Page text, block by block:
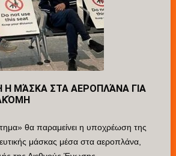
Η ΜΆΣΚΑ ΣΤΑ ΑΕΡΟΠΛΆΝΑ ΓΙΑ
θα παραμείνει η υποχρέωση της
μάσκας μέσα στα αεροπλάνα,